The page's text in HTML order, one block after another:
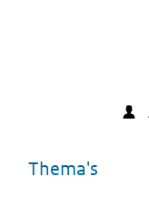
Thema's